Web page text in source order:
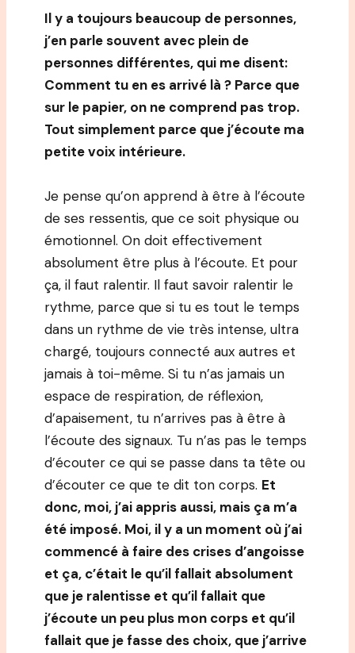
Il y a toujours beaucoup de personnes,
j’en parle souvent avec plein de
personnes différentes, qui me disent:
Comment tu en es arrivé là ? Parce que
sur le papier, on ne comprend pas trop.
Tout simplement parce que j’écoute ma
petite voix intérieure.
Je pense qu’on apprend à être à l’écoute
de ses ressentis, que ce soit physique ou
émotionnel. On doit effectivement
absolument être plus à l’écoute. Et pour
ça, il faut ralentir. Il faut savoir ralentir le
rythme, parce que si tu es tout le temps
dans un rythme de vie très intense, ultra
chargé, toujours connecté aux autres et
jamais à toi-même. Si tu n’as jamais un
espace de respiration, de réflexion,
d’apaisement, tu n’arrives pas à être à
l’écoute des signaux. Tu n’as pas le temps
d’écouter ce qui se passe dans ta tête ou
d’écouter ce que te dit ton corps. Et
donc, moi, j’ai appris aussi, mais ça m’a
été imposé. Moi, il y a un moment où j’ai
commencé à faire des crises d’angoisse
et ça, c’était le qu’il fallait absolument
que je ralentisse et qu’il fallait que
j’écoute un peu plus mon corps et qu’il
fallait que je fasse des choix, que j’arrive